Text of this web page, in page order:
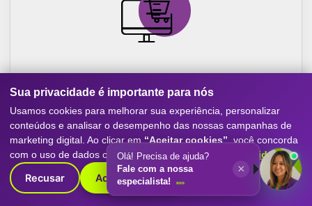
Sites e Ecommerce
Criação de sites otimizados para conversão, com
experiência mobile-first, SEO e performance. Destaque
sua empresa com o melhor do marketing digital.
Sua privacidade é importante para nós
Usamos cookies para melhorar sua experiência, personalizar
conteúdos e analisar o desempenho das nossas campanhas de
marketing digital. Ao clicar em “Aceitar cookies” , você concorda
com o uso de dados conforme nossaPolítica de Privacidade.
Recusar Aceitar cookies